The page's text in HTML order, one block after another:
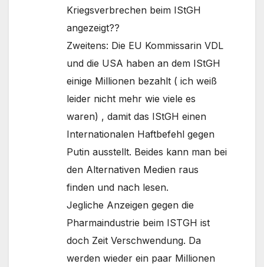
Kriegsverbrechen beim IStGH
angezeigt??
Zweitens: Die EU Kommissarin VDL
und die USA haben an dem IStGH
einige Millionen bezahlt ( ich weiß
leider nicht mehr wie viele es
waren) , damit das IStGH einen
Internationalen Haftbefehl gegen
Putin ausstellt. Beides kann man bei
den Alternativen Medien raus
finden und nach lesen.
Jegliche Anzeigen gegen die
Pharmaindustrie beim ISTGH ist
doch Zeit Verschwendung. Da
werden wieder ein paar Millionen